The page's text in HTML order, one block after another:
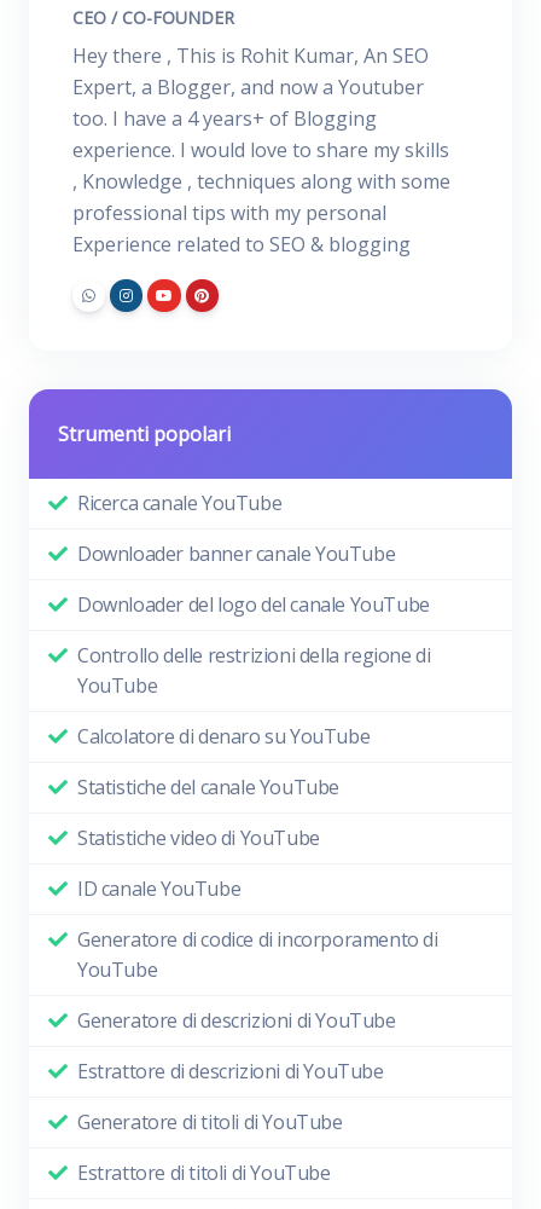
CEO / CO-FOUNDER
Hey there , This is Rohit Kumar, An SEO
Expert, a Blogger, and now a Youtuber
too. I have a 4 years+ of Blogging
experience. I would love to share my skills
, Knowledge , techniques along with some
professional tips with my personal
Experience related to SEO & blogging
Strumenti popolari
Ricerca canale YouTube
Downloader banner canale YouTube
Downloader del logo del canale YouTube
Controllo delle restrizioni della regione di
YouTube
Calcolatore di denaro su YouTube
Statistiche del canale YouTube
Statistiche video di YouTube
ID canale YouTube
Generatore di codice di incorporamento di
YouTube
Generatore di descrizioni di YouTube
Estrattore di descrizioni di YouTube
Generatore di titoli di YouTube
Estrattore di titoli di YouTube